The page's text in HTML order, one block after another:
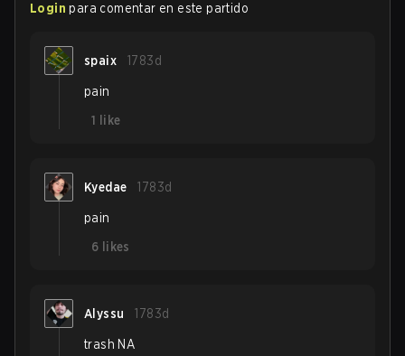
Login para comentar en este partido
spaix 1783d
pain
1
like
Kyedae 1783d
pain
6 likes
Alyssu 1783d
trash NA